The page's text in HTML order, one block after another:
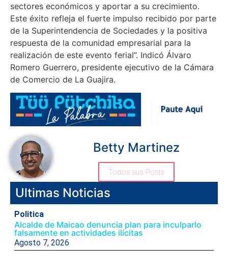
sectores económicos y aportar a su crecimiento.
Este éxito refleja el fuerte impulso recibido por parte
de la Superintendencia de Sociedades y la positiva
respuesta de la comunidad empresarial para la
realización de este evento ferial”. Indicó Álvaro
Romero Guerrero, presidente ejecutivo de la Cámara
de Comercio de La Guajira.
Betty Martinez
Todos sus Posts
Ultimas Noticias
Politica
Alcalde de Maicao denuncia plan para inculparlo
falsamente en actividades ilícitas
Agosto 7, 2026